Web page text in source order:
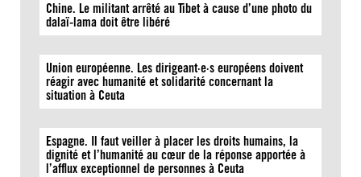
Chine. Le militant arrêté au Tibet à cause d’une photo du
dalaï-lama doit être libéré
Union européenne. Les dirigeant·e·s européens doivent
réagir avec humanité et solidarité concernant la
situation à Ceuta
Espagne. Il faut veiller à placer les droits humains, la
dignité et l’humanité au cœur de la réponse apportée à
l’afflux exceptionnel de personnes à Ceuta